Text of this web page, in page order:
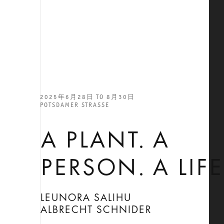
A PLANT. A
PERSON. A
LEUNORA SALIHU
ALBRECHT SCHNIDER
2025年6月28日 TO 8月30日
POTSDAMER STRASSE